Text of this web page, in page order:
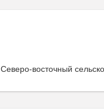
Северо-восточный